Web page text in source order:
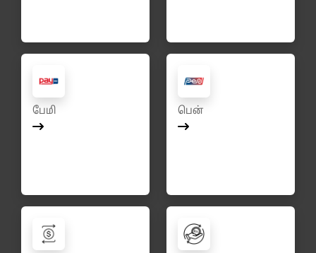
பேமி பென்